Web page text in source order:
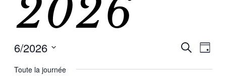
2026
Recherche
de
Jour
6/2026
une
Toute la journée